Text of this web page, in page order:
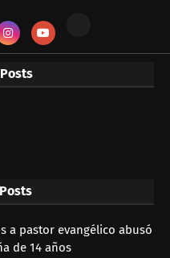
a pastor evangélico abusó
de 14 años